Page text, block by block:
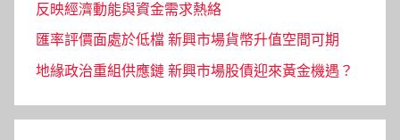
反映經濟動能與資金需求熱絡
匯率評價面處於低檔 新興市場貨幣升值空間可期
地緣政治重組供應鏈 新興市場股債迎來黃金機遇？